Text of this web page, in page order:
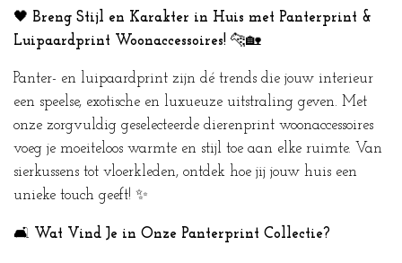
🖤 Breng Stijl en Karakter in Huis met Panterprint &
Luipaardprint Woonaccessoires! 🐆🏡
Panter- en luipaardprint zijn dé trends die jouw interieur
een speelse, exotische en luxueuze uitstraling geven. Met
onze zorgvuldig geselecteerde dierenprint woonaccessoires
voeg je moeiteloos warmte en stijl toe aan elke ruimte. Van
sierkussens tot vloerkleden, ontdek hoe jij jouw huis een
unieke touch geeft! ✨
🛋️ Wat Vind Je in Onze Panterprint Collectie?